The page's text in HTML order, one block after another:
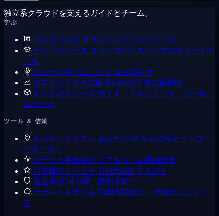
独立系クラウドを支えるガイドとチーム。
学ぶ
ブログ ガイド & エンジニアリングノート
ナレッジベース ステップバイステップのチュートリ
アル
ニュースルーム プレス & お知らせ
ホスティングを比較 Cloudzyと他の選択肢
すべてのリソース ガイド、ドキュメント、ツール、
ニュース
ツール & 信頼
ルッキンググラス あなたの IP から当社ネットワー
クをテスト
サービス稼働状況 リアルタイム稼働状況
お客様のレビュー Trustpilot で 4.6/5
返金保証 14日間、理由不問
サポートを受ける 24時間365日、本物のエンジニ
ア